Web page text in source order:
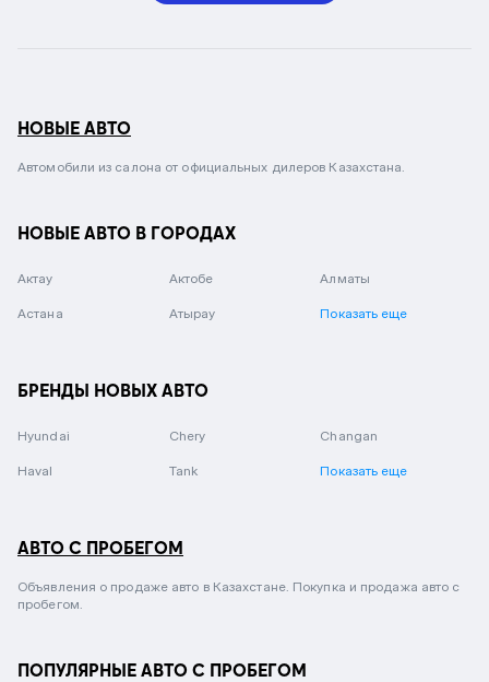
НОВЫЕ АВТО
Автомобили из салона от официальных дилеров Казахстана.
НОВЫЕ АВТО В ГОРОДАХ
Актау Актобе Алматы
Астана Атырау Показать еще
БРЕНДЫ НОВЫХ АВТО
Hyundai Chery Changan
Haval Tank Показать еще
АВТО С ПРОБЕГОМ
Объявления о продаже авто в Казахстане. Покупка и продажа авто с
пробегом.
ПОПУЛЯРНЫЕ АВТО С ПРОБЕГОМ